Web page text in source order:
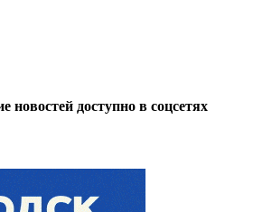
новостей доступно в соцсетях